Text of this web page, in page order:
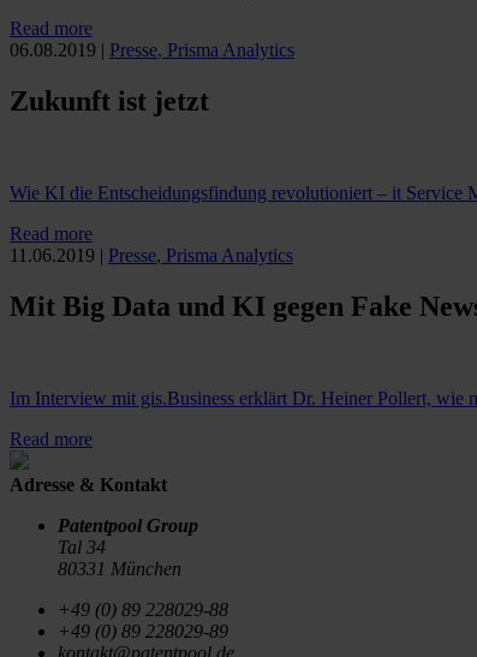
Read more
06.08.2019 | Presse, Prisma Analytics
Zukunft ist jetzt
Wie KI die Entscheidungsfindung revolutioniert – it Service
Read more
11.06.2019 | Presse, Prisma Analytics
Mit Big Data und KI gegen Fake
Im Interview mit gis.Business erklärt Dr. Heiner Pollert, wie
Read more
Adresse & Kontakt
Patentpool Group
Tal 34
80331 München
+49 (0) 89 228029-88
+49 (0) 89 228029-89
kontakt@patentpool.de